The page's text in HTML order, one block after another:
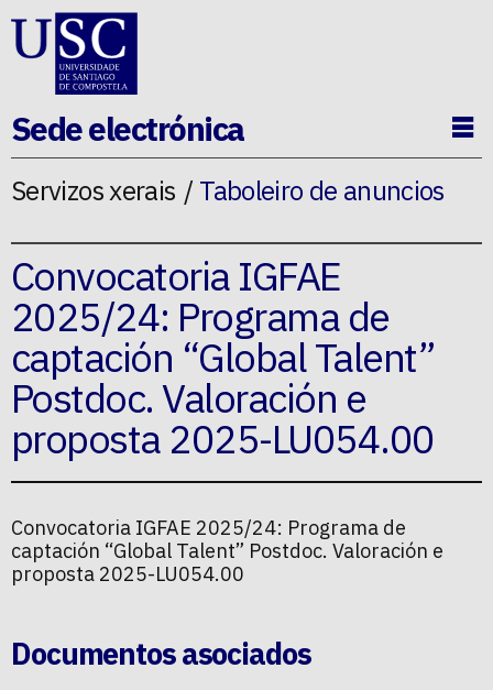
Ir ao contido da p�xina
Sede electrónica
Servizos xerais Taboleiro de anuncios
Convocatoria IGFAE
2025/24: Programa de
captación “Global Talent”
Postdoc. Valoración e
proposta 2025-LU054.00
Convocatoria IGFAE 2025/24: Programa de
captación “Global Talent” Postdoc. Valoración e
proposta 2025-LU054.00
Documentos asociados